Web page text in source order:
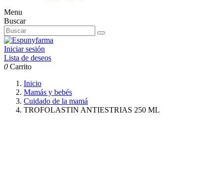
Menu
Buscar
Iniciar sesión
Lista de deseos
0 Carrito
Inicio
Mamás y bebés
Cuidado de la mamá
TROFOLASTIN ANTIESTRIAS 250 ML